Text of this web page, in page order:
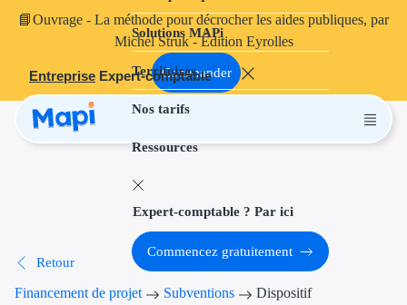
📘Ouvrage - La méthode pour décrocher les aides publiques, par
Michel Struk - Édition Eyrolles
Commander
Entreprise Expert-comptable
Solutions MAPi
Territoires
Nos tarifs
Ressources
Projets finançables
Aides à
Aides
Thématiques
Financement
Expert-comptable ? Par ici
Commencez gratuitement
Retour
Financement de projet Subventions
Dispositif